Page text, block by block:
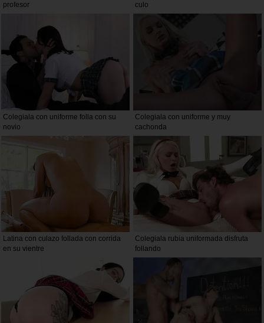
profesor
culo
Colegiala con uniforme folla con su
novio
Colegiala con uniforme y muy
cachonda
Latina con culazo follada con corrida
en su vientre
Colegiala rubia uniformada disfruta
follando